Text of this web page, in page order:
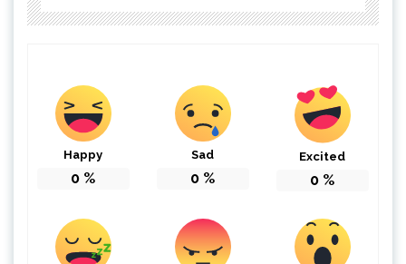
Happy
0 %
Sad
0 %
Excited
0 %